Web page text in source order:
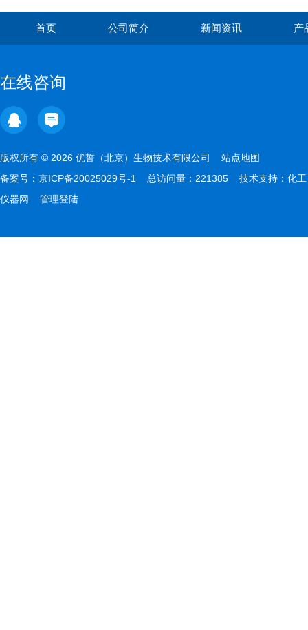
首页 公司简介 新闻资讯 产
在线咨询
版权所有 © 2026 优誓（北京）生物技术有限公司 站点地图
备案号： 京ICP备20025029号-1 总访问量：221385 技术支持： 化工
仪器网
管理登陆